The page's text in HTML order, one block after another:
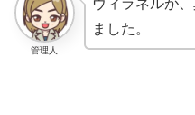
管理人
ました。